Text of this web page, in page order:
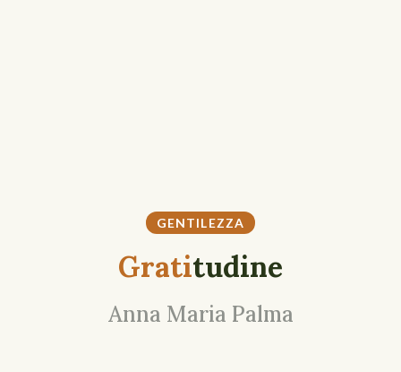
GENTILEZZA
Gratitudine
Anna Maria Palma